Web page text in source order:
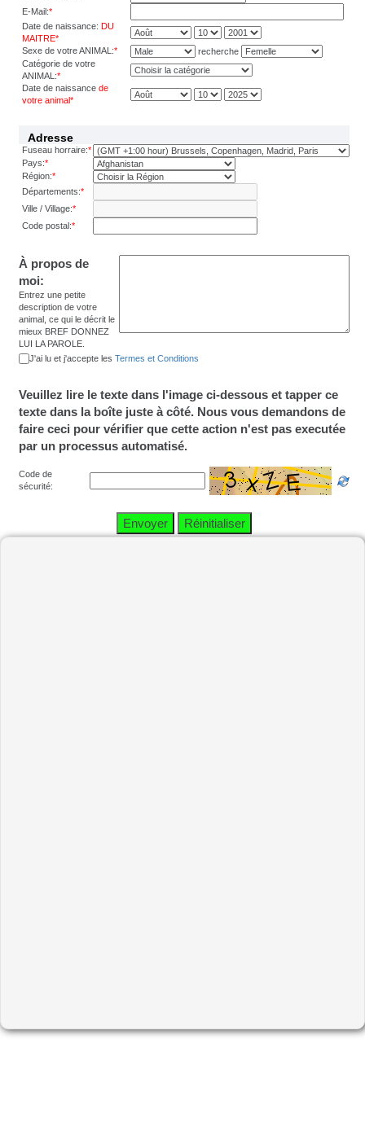
E-Mail:*
Date de naissance: DU
MAITRE*
Sexe de votre ANIMAL:*
recherche
Catégorie de votre
ANIMAL:*
Date de naissance de
votre animal*
Adresse
Fuseau horraire:*
Pays:*
Région:*
Départements:*
Ville / Village:*
Code postal:*
À propos de
moi:
Entrez une petite
description de votre
animal, ce qui le décrit le
mieux BREF DONNEZ
LUI LA PAROLE.
J'ai lu et j'accepte les Termes et Conditions
Veuillez lire le texte dans l'image ci-dessous et tapper ce
texte dans la boîte juste à côté. Nous vous demandons de
faire ceci pour vérifier que cette action n'est pas executée
par un processus automatisé.
Code de
sécurité: